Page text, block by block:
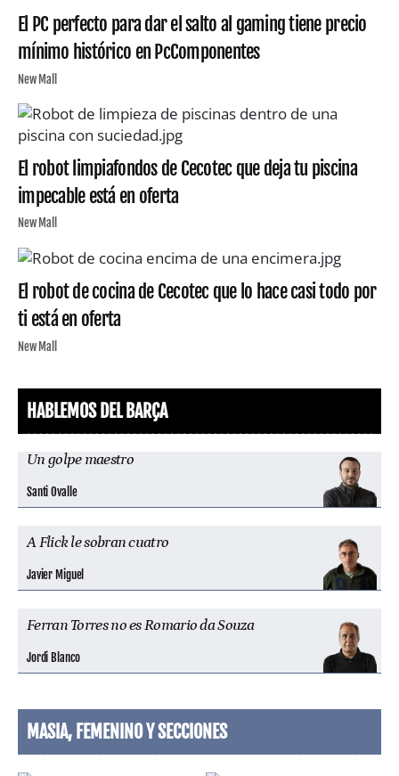
El PC perfecto para dar el salto al gaming tiene precio
mínimo histórico en PcComponentes
New Mall
El robot limpiafondos de Cecotec que deja tu piscina
impecable está en oferta
New Mall
El robot de cocina de Cecotec que lo hace casi todo por
ti está en oferta
New Mall
HABLEMOS DEL BARÇA
Un golpe maestro
Santi Ovalle
A Flick le sobran cuatro
Javier Miguel
Ferran Torres no es Romario da Souza
Jordi Blanco
MASIA, FEMENINO Y SECCIONES